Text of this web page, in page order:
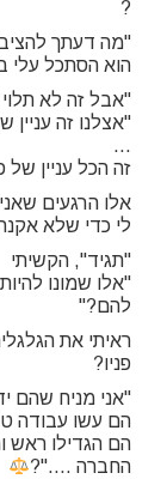
?
"מה דעתך
הוא הסתכל עלי
"אבל זה לא
"אצלנו זה
…
זה הכל עניין של
אלו הרגעים
לי כדי שלא
"תגיד", הקשיתי
"אלו שמונו
להם?"
ראיתי את
פניו?
"אני מניח שהם
הם עשו עבודה
הם הגדילו ראש
החברה …."?‍